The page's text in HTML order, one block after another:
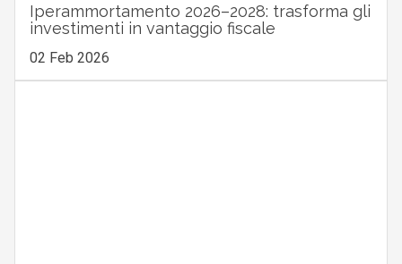
Iperammortamento 2026–2028: trasforma gli
investimenti in vantaggio fiscale
02 Feb 2026